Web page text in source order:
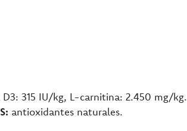
315 IU/kg, L-carnitina: 2.450 mg/kg.
antioxidantes naturales.